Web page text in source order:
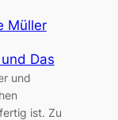
Müller
Das
und
ist. Zu